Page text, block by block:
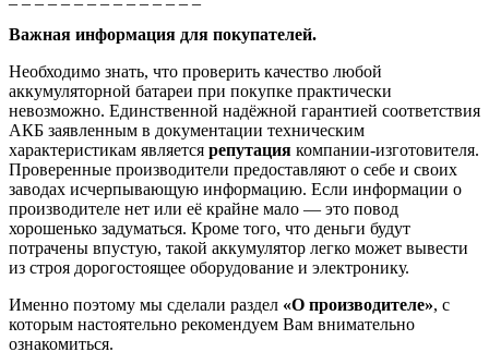
Важная информация для покупателей.
Необходимо знать, что проверить качество любой
аккумуляторной батареи при покупке практически
невозможно. Единственной надёжной гарантией соответствия
АКБ заявленным в документации техническим
характеристикам является репутация компании-изготовителя.
Проверенные производители предоставляют о себе и своих
заводах исчерпывающую информацию. Если информации о
производителе нет или её крайне мало — это повод
хорошенько задуматься. Кроме того, что деньги будут
потрачены впустую, такой аккумулятор легко может вывести
из строя дорогостоящее оборудование и электронику.
Именно поэтому мы сделали раздел «О производителе», с
которым настоятельно рекомендуем Вам внимательно
ознакомиться.